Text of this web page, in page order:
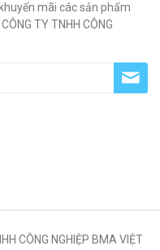
mãi các sản phẩm
TY TNHH CÔNG
CÔNG NGHIỆP BMA VIỆT